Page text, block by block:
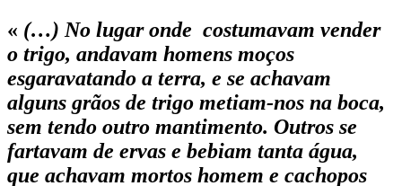
« (…) No lugar onde costumavam vender
o trigo, andavam homens moços
esgaravatando a terra, e se achavam
alguns grãos de trigo metiam-nos na boca,
sem tendo outro mantimento. Outros se
far­tavam de ervas e bebiam tanta água,
que achavam mortos homem e cachopos